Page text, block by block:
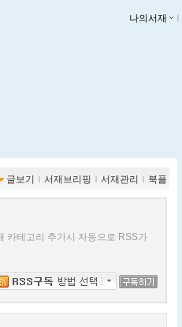
나의서재 ｌ
글보기 ｌ 서재브리핑 ｌ 서재관리 ｌ 북플
카테고리 추가시 자동으로 RSS가